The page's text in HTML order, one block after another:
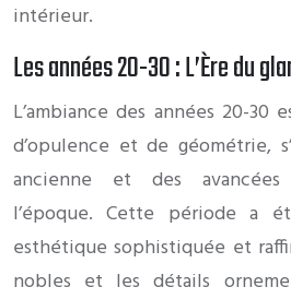
intérieur.
Les années 20-30 : L’Ère du
L’ambiance des années 20-30
d’opulence et de géométrie,
ancienne et des
l’époque. Cette période a
esthétique sophistiquée et
nobles et les détails